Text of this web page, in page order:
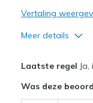
Vertaling
Meer details
Breathe Well
Laatste regel
Was deze